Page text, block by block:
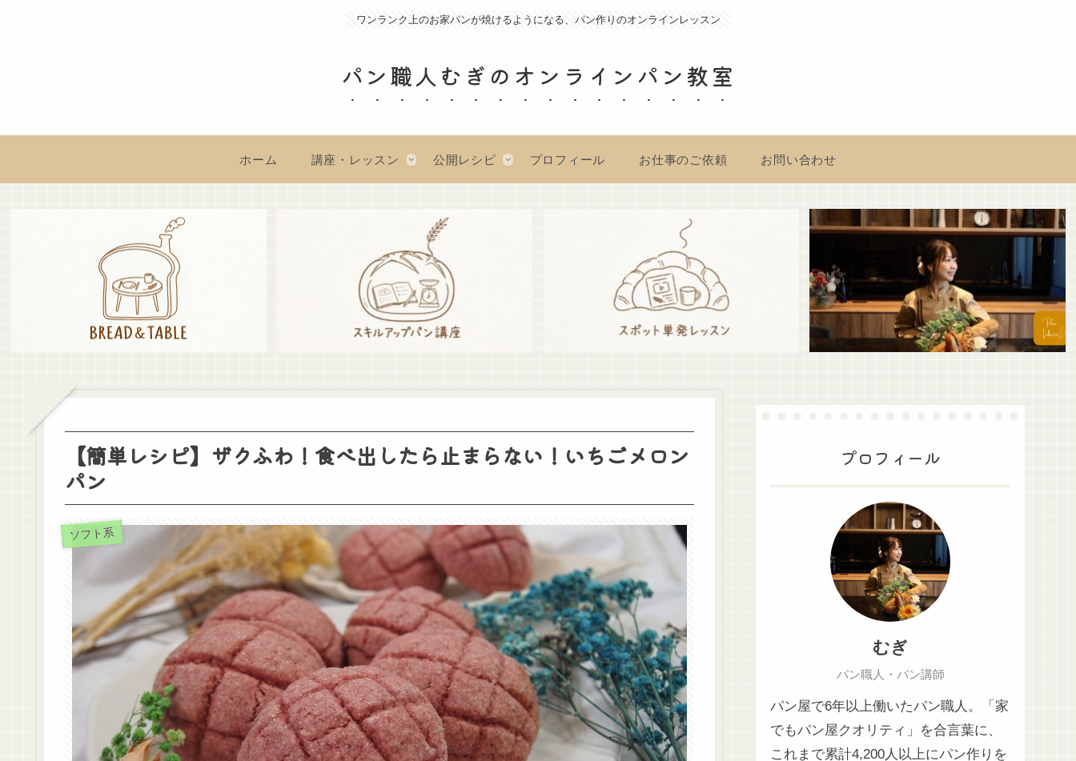
ワンランク上のお家パンが焼けるようになる、パン作りのオンラインレッスン
パン職人むぎのオンラインパン教室
ホーム 講座・レッスン 公開レシピ プロフィール お仕事のご依頼 お問い合わせ
【簡単レシピ】ザクふわ！食べ出したら止まらない！いちごメロン
パン
ソフト系
プロフィール
むぎ
パン職人・パン講師
パン屋で6年以上働いたパン職人。「家
でもパン屋クオリティ」を合言葉に、
これまで累計4,200人以上にパン作りを